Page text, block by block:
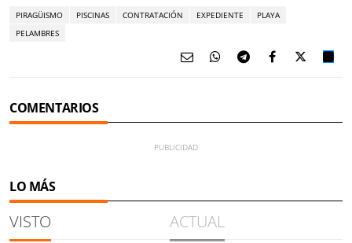
PIRAGÜISMO PISCINAS CONTRATACIÓN EXPEDIENTE
PLAYA
PELAMBRES
COMENTARIOS
LO MÁS
VISTO ACTUAL